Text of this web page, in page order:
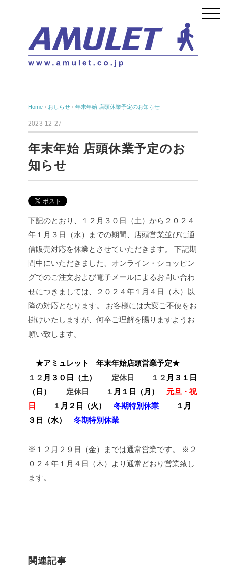
Home › おしらせ › 年末年始 店頭休業予定のお知らせ
2023-12-27
年末年始 店頭休業予定のお
知らせ
下記のとおり、１２月３０日（土）から２０２４
年１月３日（水）までの期間、店頭営業並びに通
信販売対応を休業とさせていただきます。
下記期
間中にいただきました、オンライン・ショッピン
グでのご注文および電子メールによるお問い合わ
せにつきましては、２０２４年１月４日（木）以
降の対応となります。
お客様には大変ご不便をお
掛けいたしますが、何卒ご理解を賜りますようお
願い致します。
★アミュレット 年末年始店頭営業予定★
１２ 月３０日（土） 定休日 １２ 月３１日
（日）
定休日 １ 月１日（月）
元旦・祝
日
１ 月２日（火） 冬期特別休業 １ 月
３日（水） 冬期特別休業
※１２月２９日（金）までは通常営業です。
※２
０２４年１月４日（木）より通常どおり営業致し
ます。
関連記事